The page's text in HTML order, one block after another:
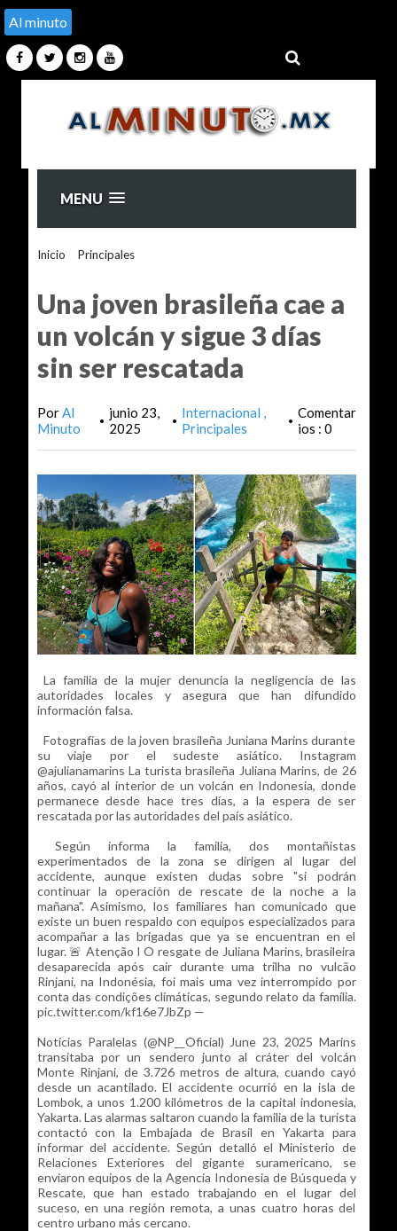
Al minuto
MENU
Inicio Principales>
Una joven brasileña cae a
un volcán y sigue 3 días
sin ser rescatada
PorAl
Minuto
• junio 23,
2025
• Internacional
Principales
• Comentar
ios : 0
La familia de la mujer denuncia la negligencia de las
autoridades locales y asegura que han difundido
información falsa.
Fotografías de la joven brasileña Juniana Marins durante
su viaje por el sudeste asiático. Instagram
@ajulianamarins La turista brasileña Juliana Marins, de 26
años, cayó al interior de un volcán en Indonesia, donde
permanece desde hace tres días, a la espera de ser
rescatada por las autoridades del país asiático.
Según informa la familia, dos montañistas
experimentados de la zona se dirigen al lugar del
accidente, aunque existen dudas sobre "si podrán
continuar la operación de rescate de la noche a la
mañana". Asimismo, los familiares han comunicado que
existe un buen respaldo con equipos especializados para
acompañar a las brigadas que ya se encuentran en el
lugar. 🚨 Atenção l O resgate de Juliana Marins, brasileira
desaparecida após cair durante uma trilha no vulcão
Rinjani, na Indonésia, foi mais uma vez interrompido por
conta das condições climáticas, segundo relato da família.
pic.twitter.com/kf16e7JbZp —
Notícias Paralelas (@NP__Oficial) June 23, 2025 Marins
transitaba por un sendero junto al cráter del volcán
Monte Rinjani, de 3.726 metros de altura, cuando cayó
desde un acantilado. El accidente ocurrió en la isla de
Lombok, a unos 1.200 kilómetros de la capital indonesia,
Yakarta. Las alarmas saltaron cuando la familia de la turista
contactó con la Embajada de Brasil en Yakarta para
informar del accidente. Según detalló el Ministerio de
Relaciones Exteriores del gigante suramericano, se
enviaron equipos de la Agencia Indonesia de Búsqueda y
Rescate, que han estado trabajando en el lugar del
suceso, en una región remota, a unas cuatro horas del
centro urbano más cercano.